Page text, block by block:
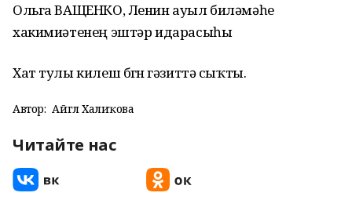
Ольга ВАЩЕНКО, Ленин ауыл биләмәһе
хакимиәтенең эштәр идарасыһы
Хат тулы килеш бөгөн гәзиттә сыҡты.
Автор: Айгөл Халиҡова
Читайте нас